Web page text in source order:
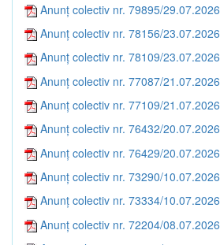
Anunț colectiv nr. 79895/29.07.2026
Anunț colectiv nr. 78156/23.07.2026
Anunț colectiv nr. 78109/23.07.2026
Anunț colectiv nr. 77087/21.07.2026
Anunț colectiv nr. 77109/21.07.2026
Anunț colectiv nr. 76432/20.07.2026
Anunț colectiv nr. 76429/20.07.2026
Anunț colectiv nr. 73290/10.07.2026
Anunț colectiv nr. 73334/10.07.2026
Anunț colectiv nr. 72204/08.07.2026